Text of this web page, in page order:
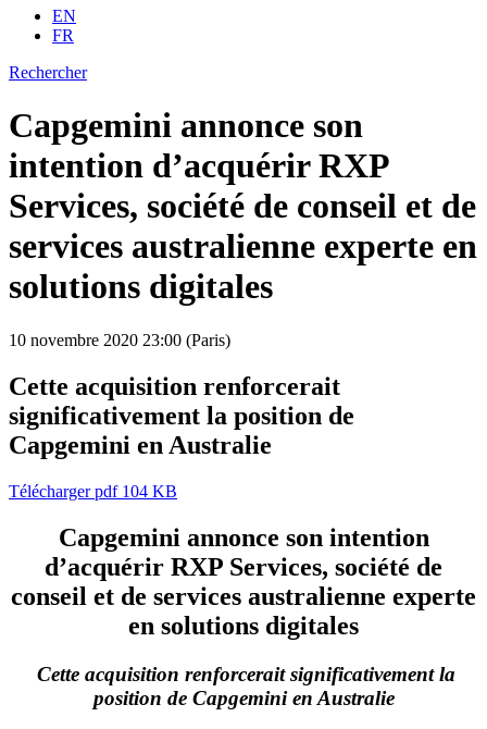
EN
FR
Rechercher
Capgemini annonce son
intention d’acquérir RXP
Services, société de conseil et de
services australienne experte en
solutions digitales
10 novembre 2020 23:00 (Paris)
Cette acquisition renforcerait
significativement la position de
Capgemini en Australie
Téléchargerpdf 104 KB
Capgemini annonce son intention
d’acquérir RXP Services, société de
conseil et de services australienne experte
en solutions digitales
Cette acquisition renforcerait significativement la
position de Capgemini en Australie